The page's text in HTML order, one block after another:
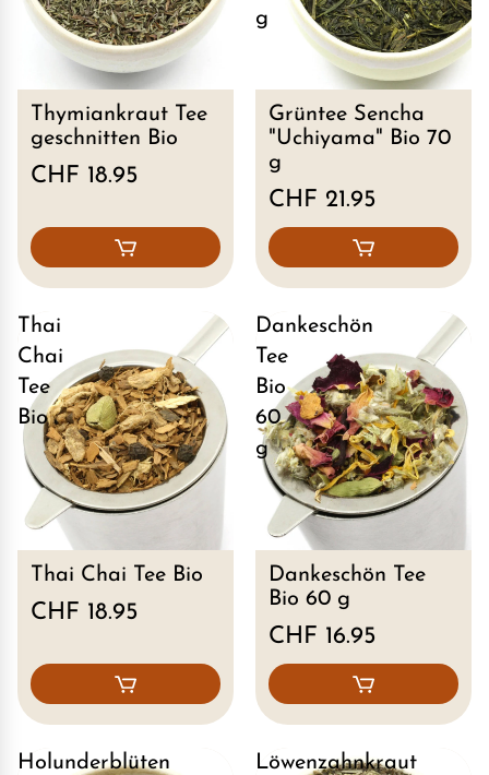
Thymiankraut Tee
geschnitten Bio
CHF 18.95
g
Grüntee Sencha
"Uchiyama" Bio 70
g
CHF 21.95
Thai
Chai
Tee
Bio
Thai Chai Tee Bio
CHF 18.95
Dankeschön
Tee
Bio
60
g
Dankeschön Tee
Bio 60 g
CHF 16.95
Holunderblüten
Löwenzahnkraut